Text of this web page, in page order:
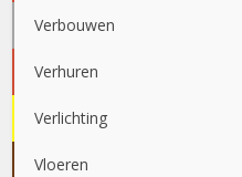
Verbouwen
Verhuren
Verlichting
Vloeren